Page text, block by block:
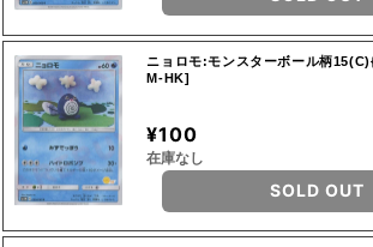
ニョロモ:モンスターボール柄
M-HK]
¥100
在庫なし
SOLD OUT